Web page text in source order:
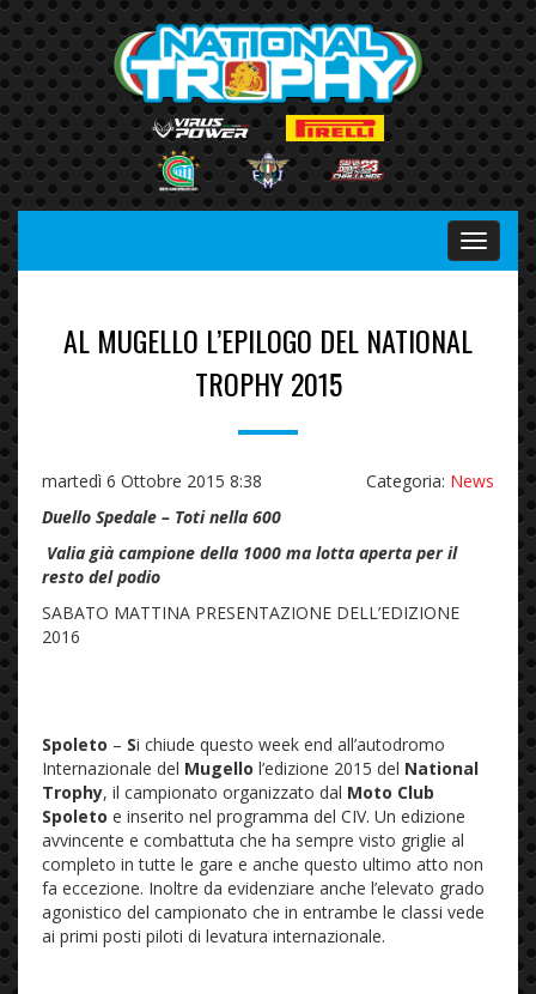
Menu
AL MUGELLO L’EPILOGO DEL NATIONAL
TROPHY 2015
martedì 6 Ottobre 2015 8:38 Categoria: News
Duello Spedale – Toti nella 600
Valia già campione della 1000 ma lotta aperta per il
resto del podio
SABATO MATTINA PRESENTAZIONE DELL’EDIZIONE
2016
Spoleto – Si chiude questo week end all’autodromo
Internazionale del Mugello l’edizione 2015 del National
Trophy, il campionato organizzato dal Moto Club
Spoleto e inserito nel programma del CIV. Un edizione
avvincente e combattuta che ha sempre visto griglie al
completo in tutte le gare e anche questo ultimo atto non
fa eccezione. Inoltre da evidenziare anche l’elevato grado
agonistico del campionato che in entrambe le classi vede
ai primi posti piloti di levatura internazionale.